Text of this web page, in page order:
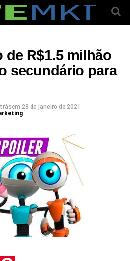
de R$1.5 milhão
secundário para
em 28 de janeiro de 2021